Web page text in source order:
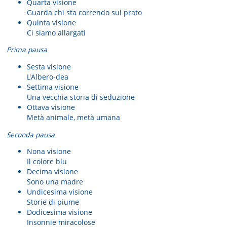
Quarta visione
Guarda chi sta correndo sul prato
Quinta visione
Ci siamo allargati
Prima pausa
Sesta visione
L'Albero-dea
Settima visione
Una vecchia storia di seduzione
Ottava visione
Metà animale, metà umana
Seconda pausa
Nona visione
Il colore blu
Decima visione
Sono una madre
Undicesima visione
Storie di piume
Dodicesima visione
Insonnie miracolose